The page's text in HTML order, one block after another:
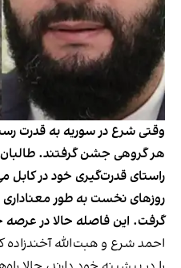
وقتی شرع در سوریه به قدرت
هر گروهی جشن گرفتند. طالبان
راستای قدرت‌گیری خود در کابل
روزهای نخست به طور معناداری
گرفت. این فاصله حالا در عرصه
احمد شرع و هبت‌الله آخندزاده